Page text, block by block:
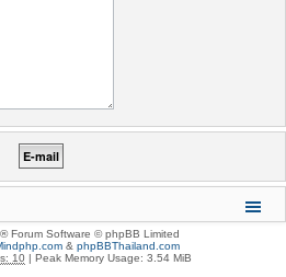
® Forum Software © phpBB Limited
& phpBBThailand.com
10| Peak Memory Usage: 3.54 MiB